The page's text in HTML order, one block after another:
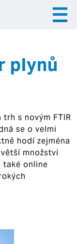
Slovenija
plynů
s novým FTIR
se o velmi
hodí zejména
množství
také online